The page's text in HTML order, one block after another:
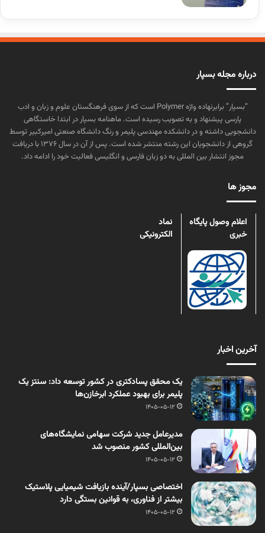
درباره مجله بسپار
“بسپار” برابرنهاده واژه Polymer است که از سوی فرهنگستان علوم و زبان و ادب
پارسی پیشنهاد و به تصویب رسیده است. ماهنامه بسپار در ابتدا خاستگاهی
دانشجویی داشته و در دانشکده مهندسی پلیمر و رنگ دانشگاه صنعتی امیرکبیر توسط
گروهی از دانشجویان این رشته منتشر شده است. پس از آن در سال ۱۳۷۶ با دریافت
مجوز انتشار بین المللی به دو زبان فارسی و انگلیسی فعالیت خود را ادامه داد.
مجوز ها
اعلام وصول پایگاه
خبری
نماد
الکترونیکی
آخرین اخبار
یک محقق پسادکتری در کشور توسعه داد: سنتز یک
پلیمر برای بهبود عملکرد ابرخازن‌ها
1405-05-12
مدیرعامل جدید شرکت سهامی نمایشگاه‌های
بین‌المللی کشور منصوب شد
1405-05-12
اختصاصی بسپار/آینده بازیافت شیمیایی پلاستیک
بیشتر از فناوری، به قوانین بستگی دارد
1405-05-12